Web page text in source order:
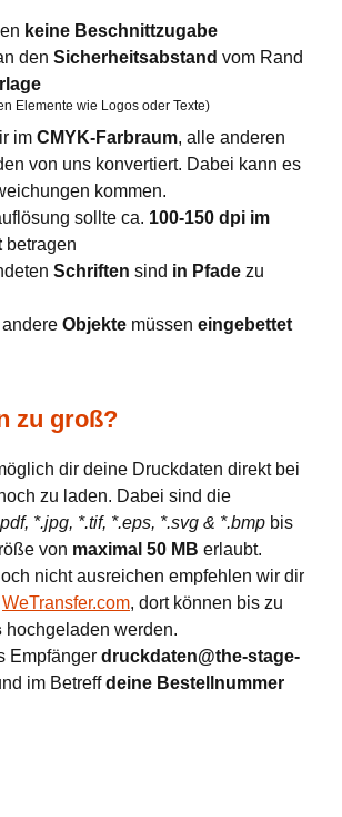
keine Beschnittzugabe
den Sicherheitsabstand vom Rand
Elemente wie Logos oder Texte)
im CMYK-Farbraum, alle anderen
von uns konvertiert. Dabei kann es
kommen.
sollte ca. 100-150 dpi im
betragen
Schriften sind in Pfade zu
Objekte müssen eingebettet
zu groß?
dir deine Druckdaten direkt bei
zu laden. Dabei sind die
*.jpg, *.tif, *.eps, *.svg & *.bmp bis
von maximal 50 MB erlaubt.
nicht ausreichen empfehlen wir dir
WeTransfer.com, dort können bis zu
hochgeladen werden.
Empfänger druckdaten@the-stage-
im Betreffdeine Bestellnummer